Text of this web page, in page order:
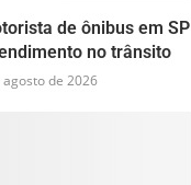
de ônibus em SP
no trânsito
agosto de 2026